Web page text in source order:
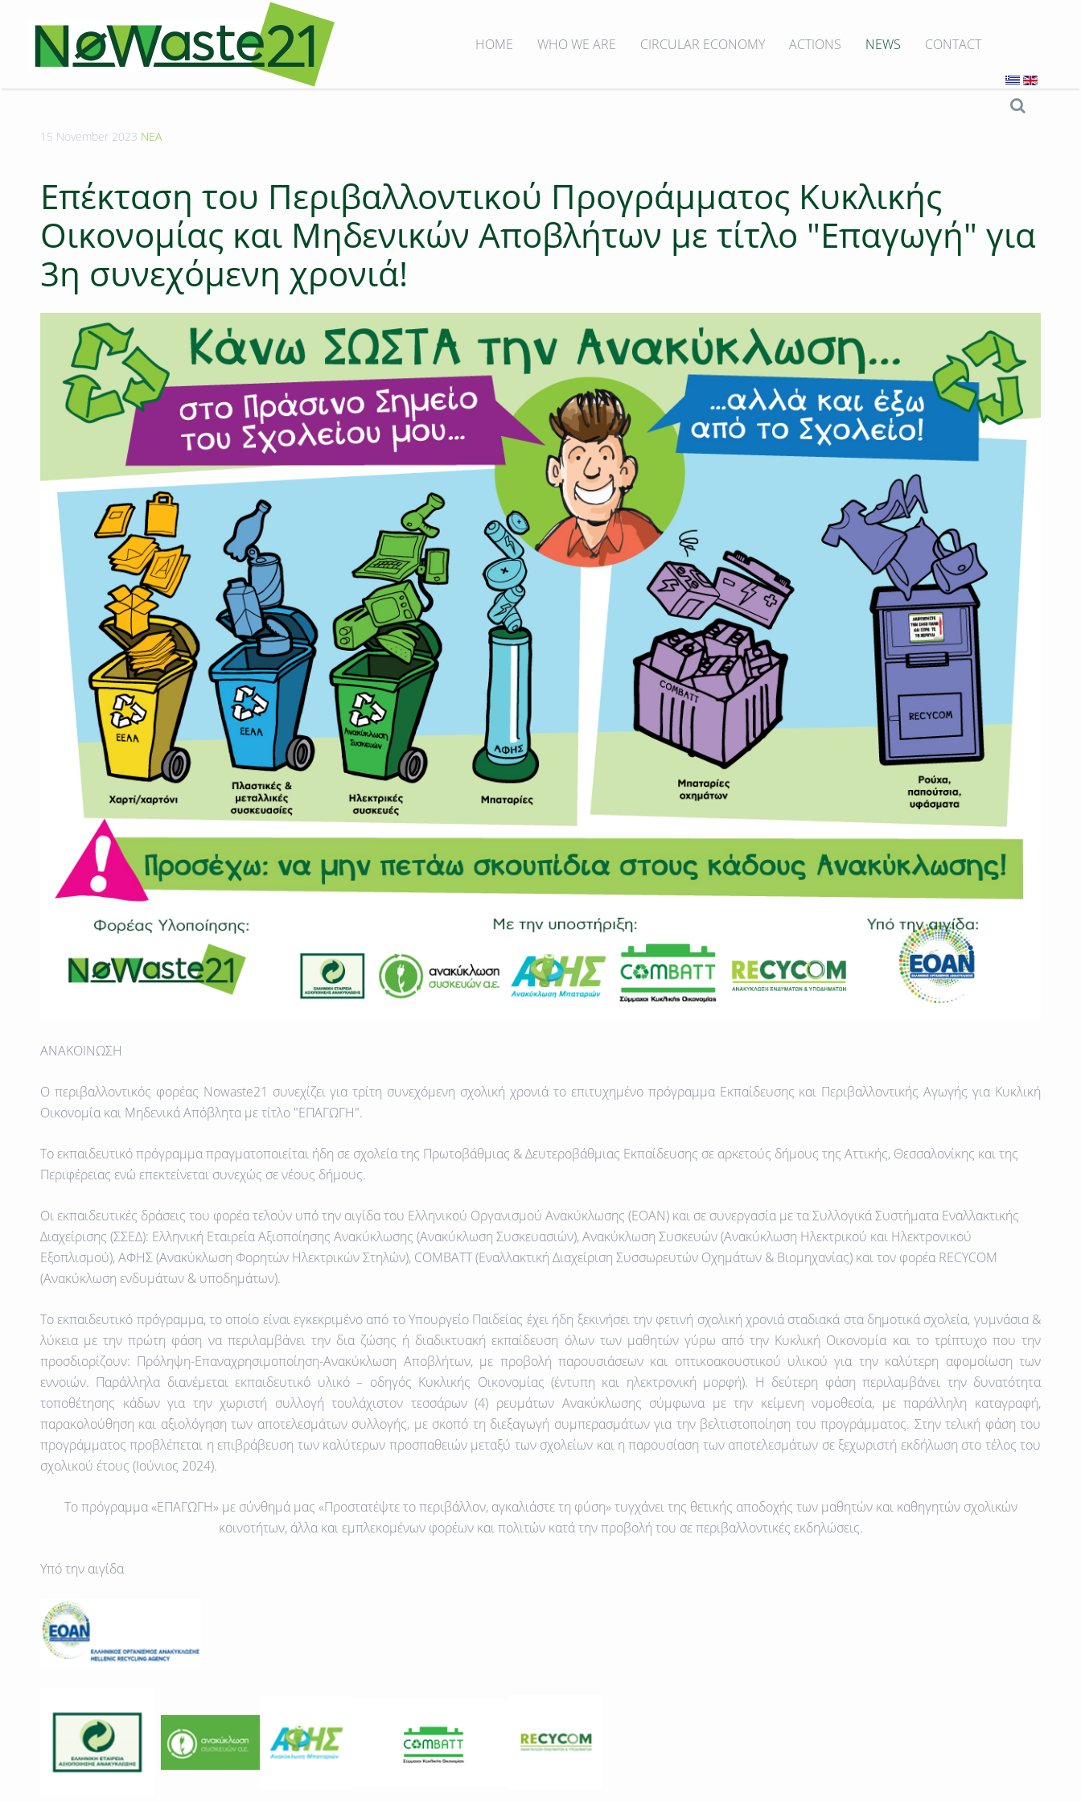
HOME WHO WE ARE CIRCULAR ECONOMY ACTIONS NEWS CONTACT
15 November 2023 ΝΕΑ
Επέκταση του Περιβαλλοντικού Προγράμματος Κυκλικής
Οικονομίας και Μηδενικών Αποβλήτων με τίτλο "Επαγωγή" για
3η συνεχόμενη χρονιά!
ΑΝΑΚΟΙΝΩΣΗ
Ο περιβαλλοντικός φορέας Nowaste21 συνεχίζει για τρίτη συνεχόμενη σχολική χρονιά το επιτυχημένο πρόγραμμα Εκπαίδευσης και Περιβαλλοντικής Αγωγής για Κυκλική
Οικονομία και Μηδενικά Απόβλητα με τίτλο "ΕΠΑΓΩΓΗ".
Το εκπαιδευτικό πρόγραμμα πραγματοποιείται ήδη σε σχολεία της Πρωτοβάθμιας & Δευτεροβάθμιας Εκπαίδευσης σε αρκετούς δήμους της Αττικής, Θεσσαλονίκης και της
Περιφέρειας ενώ επεκτείνεται συνεχώς σε νέους δήμους.
Οι εκπαιδευτικές δράσεις του φορέα τελούν υπό την αιγίδα του Ελληνικού Οργανισμού Ανακύκλωσης (ΕΟΑΝ) και σε συνεργασία με τα Συλλογικά Συστήματα Εναλλακτικής
Διαχείρισης (ΣΣΕΔ): Ελληνική Εταιρεία Αξιοποίησης Ανακύκλωσης (Ανακύκλωση Συσκευασιών),Ανακύκλωση Συσκευών(Ανακύκλωση Ηλεκτρικού και Ηλεκτρονικού
Εξοπλισμού),ΑΦΗΣ(Ανακύκλωση Φορητών Ηλεκτρικών Στηλών), COMBATT(Εναλλακτική Διαχείριση Συσσωρευτών Οχημάτων & Βιομηχανίας) και τον φορέα RECYCOM
(Ανακύκλωση ενδυμάτων & υποδημάτων).
Το εκπαιδευτικό πρόγραμμα, το οποίο είναι εγκεκριμένο από το Υπουργείο Παιδείας έχει ήδη ξεκινήσει την φετινή σχολική χρονιά σταδιακά στα δημοτικά σχολεία, γυμνάσια &
λύκεια με την πρώτη φάση να περιλαμβάνει την δια ζώσης ή διαδικτυακή εκπαίδευση όλων των μαθητών γύρω από την Κυκλική Οικονομία και το τρίπτυχο που την
προσδιορίζουν: Πρόληψη-Επαναχρησιμοποίηση-Ανακύκλωση Αποβλήτων, με προβολή παρουσιάσεων και οπτικοακουστικού υλικού για την καλύτερη αφομοίωση των
εννοιών. Παράλληλα διανέμεται εκπαιδευτικό υλικό – οδηγός Κυκλικής Οικονομίας (έντυπη και ηλεκτρονική μορφή). Η δεύτερη φάση περιλαμβάνει την δυνατότητα
τοποθέτησης κάδων για την χωριστή συλλογή τουλάχιστον τεσσάρων (4) ρευμάτων Ανακύκλωσης σύμφωνα με την κείμενη νομοθεσία, με παράλληλη καταγραφή,
παρακολούθηση και αξιολόγηση των αποτελεσμάτων συλλογής, με σκοπό τη διεξαγωγή συμπερασμάτων για την βελτιστοποίηση του προγράμματος. Στην τελική φάση του
προγράμματος προβλέπεται η επιβράβευση των καλύτερων προσπαθειών μεταξύ των σχολείων και η παρουσίαση των αποτελεσμάτων σε ξεχωριστή εκδήλωση στο τέλος του
σχολικού έτους (Ιούνιος 2024).
Το πρόγραμμα «ΕΠΑΓΩΓΗ» με σύνθημά μας «Προστατέψτε το περιβάλλον, αγκαλιάστε τη φύση» τυγχάνει της θετικής αποδοχής των μαθητών και καθηγητών σχολικών
κοινοτήτων, άλλα και εμπλεκομένων φορέων και πολιτών κατά την προβολή του σε περιβαλλοντικές εκδηλώσεις.
Υπό την αιγίδα